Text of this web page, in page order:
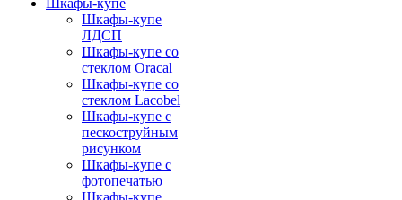
Шкафы-купе
Шкафы-купе
ЛДСП
Шкафы-купе со
стеклом Oracal
Шкафы-купе со
стеклом Lacobel
Шкафы-купе с
пескоструйным
рисунком
Шкафы-купе с
фотопечатью
Шкафы-купе